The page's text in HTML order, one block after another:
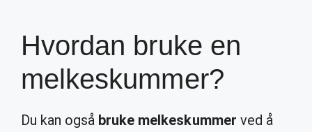
Hvordan bruke en
melkeskummer?
Du kan også bruke melkeskummer ved å